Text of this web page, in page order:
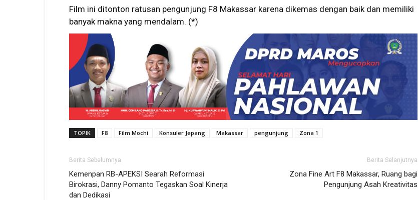
Film ini ditonton ratusan pengunjung F8 Makassar karena dikemas dengan baik dan memiliki
banyak makna yang mendalam. (*)
TOPIK F8 Film Mochi Konsuler Jepang Makassar pengunjung Zona 1
Berita Sebelumnya
Kemenpan RB-APEKSI Searah Reformasi
Birokrasi, Danny Pomanto Tegaskan Soal Kinerja
dan Dedikasi
Berita Selanjutnya
Zona Fine Art F8 Makassar, Ruang bagi
Pengunjung Asah Kreativitas